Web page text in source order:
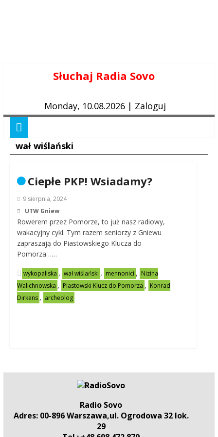
Słuchaj Radia Sovo
Monday, 10.08.2026 | Zaloguj
wał wiślański
Ciepłe PKP! Wsiadamy?
9 sierpnia, 2024
UTW Gniew
Rowerem przez Pomorze, to już nasz radiowy,
wakacyjny cykl. Tym razem seniorzy z Gniewu
zapraszają do Piastowskiego Klucza do
Pomorza……
wykopaliska , wał wiślański , mennonici , Nizina
Walichnowska , Piastowski Klucz do Pomorza , Konrad
Dirkens , archeolog
Radio Sovo
Adres: 00-896 Warszawa,ul. Ogrodowa 32 lok.
29